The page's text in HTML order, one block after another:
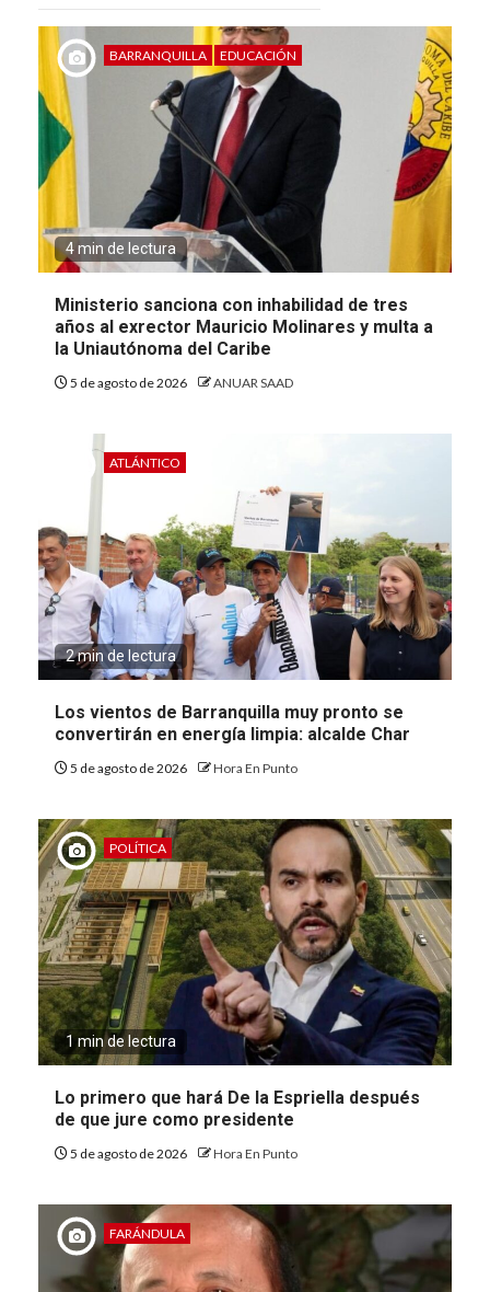
BARRANQUILLA EDUCACIÓN
4 min de lectura
Ministerio sanciona con inhabilidad de tres
años al exrector Mauricio Molinares y multa a
la Uniautónoma del Caribe
5 de agosto de 2026 ANUAR SAAD
ATLÁNTICO
2 min de lectura
Los vientos de Barranquilla muy pronto se
convertirán en energía limpia: alcalde Char
5 de agosto de 2026 Hora En Punto
POLÍTICA
1 min de lectura
Lo primero que hará De la Espriella después
de que jure como presidente
5 de agosto de 2026 Hora En Punto
FARÁNDULA